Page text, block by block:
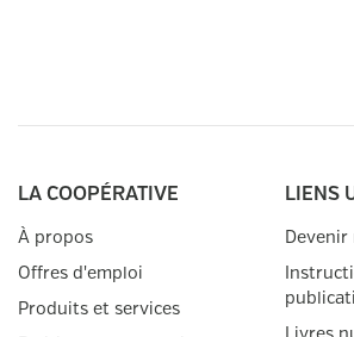
LA COOPÉRATIVE
À propos
Offres d'emploi
Produits et services
LIENS
Devenir